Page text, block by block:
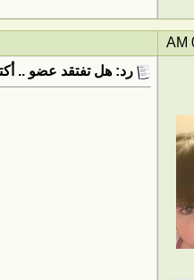
رد: هل تفتقد عضو ..